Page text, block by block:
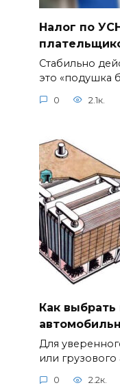
Налог по
Стабильно
это «подушка
0 2.1к.
Как
Для
или
0 2.2к.